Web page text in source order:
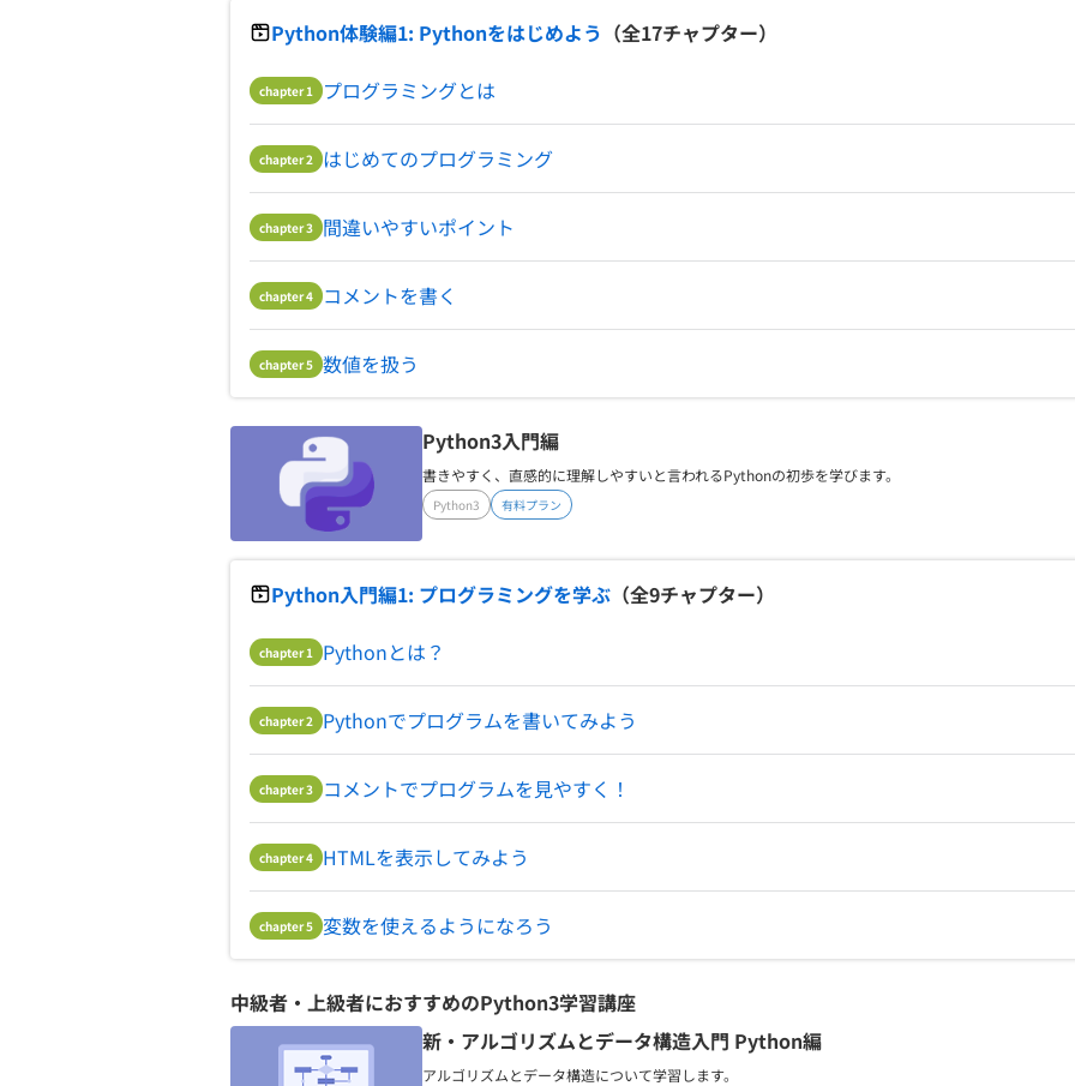
Python体験編1: Pythonをはじめよう （全17チャプター）
chapter1 プログラミングとは
chapter2 はじめてのプログラミング
chapter3 間違いやすいポイント
chapter4 コメントを書く
chapter5 数値を扱う
Python3入門編
書きやすく、直感的に理解しやすいと言われるPythonの初歩を学びます。
Python3 有料プラン
Python入門編1: プログラミングを学ぶ （全9チャプター）
chapter1 Pythonとは？
chapter2 Pythonでプログラムを書いてみよう
chapter3 コメントでプログラムを見やすく！
chapter4 HTMLを表示してみよう
chapter5 変数を使えるようになろう
中級者・上級者におすすめのPython3学習講座
新・アルゴリズムとデータ構造入門 Python編
アルゴリズムとデータ構造について学習します。